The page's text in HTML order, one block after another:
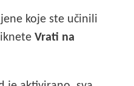
koje ste učinili
Vrati na